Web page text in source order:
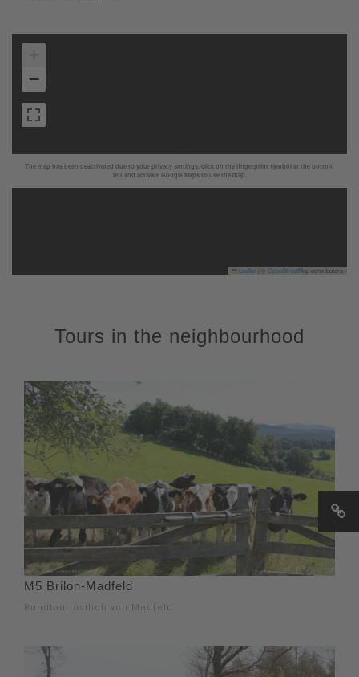
The map has been deactivated due to your privacy settings, click on the fingerprint symbol at the bottom
left and activate Google Maps to use the map.
−
Leaflet OpenStreetMapcontributors
Tours in the neighbourhood
M5 Brilon-Madfeld
Rundtour östlich von Madfeld